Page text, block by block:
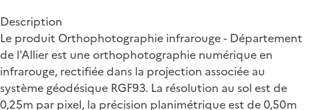
Description
Le produit Orthophotographie infrarouge - Département
de l'Allier est une orthophotographie numérique en
infrarouge, rectifiée dans la projection associée au
système géodésique RGF93. La résolution au sol est de
0,25m par pixel, la précision planimétrique est de 0,50m